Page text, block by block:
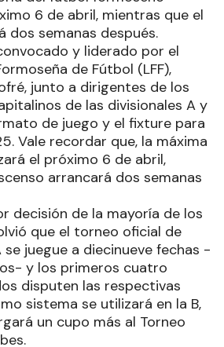
6 de abril, mientras que el
dos semanas después.
y liderado por el
de Fútbol (LFF),
junto a dirigentes de los
de las divisionales A y
de juego y el fixture para
Vale recordar que, la máxima
el próximo 6 de abril,
arrancará dos semanas
decisión de la mayoría de los
que el torneo oficial de
juegue a diecinueve fechas -
y los primeros cuatro
disputen las respectivas
sistema se utilizará en la B,
un cupo más al Torneo